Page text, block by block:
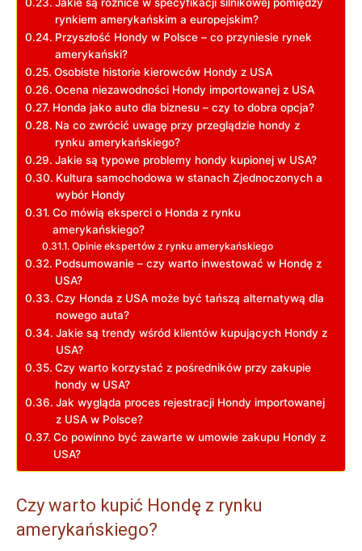
rynkiem amerykańskim a europejskim?
Przyszłość Hondy w Polsce – co przyniesie rynek
amerykański?
Osobiste historie kierowców Hondy z USA
Ocena niezawodności Hondy importowanej z USA
Honda jako auto dla biznesu – czy to dobra opcja?
Na co zwrócić uwagę przy przeglądzie hondy z
rynku amerykańskiego?
Jakie są typowe problemy hondy kupionej w USA?
Kultura samochodowa w stanach Zjednoczonych a
wybór Hondy
Co mówią eksperci o Honda z rynku
amerykańskiego?
Opinie ekspertów z rynku amerykańskiego
Podsumowanie – czy warto inwestować w Hondę z
USA?
Czy Honda z USA może być tańszą alternatywą dla
nowego auta?
Jakie są trendy wśród klientów kupujących Hondy z
USA?
Czy warto korzystać z pośredników przy zakupie
hondy w USA?
Jak wygląda proces rejestracji Hondy importowanej
z USA w Polsce?
Co powinno być zawarte w umowie zakupu Hondy z
USA?
Czy warto kupić Hondę z rynku
amerykańskiego?